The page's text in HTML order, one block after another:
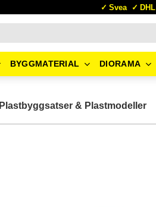
Svea DHL
BYGGMATERIAL DIORAMA
Plastbyggsatser & Plastmodeller